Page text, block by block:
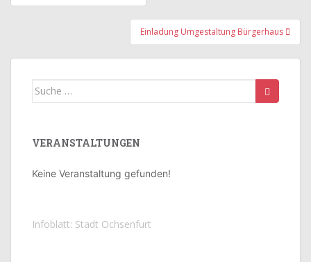
Einladung Umgestaltung Bürgerhaus
Suche
VERANSTALTUNGEN
Keine Veranstaltung gefunden!
Infoblatt: Stadt Ochsenfurt